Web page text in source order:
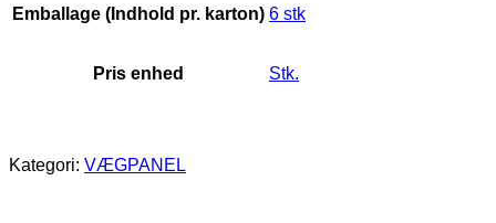
Emballage (Indhold pr. karton) 6 stk
Pris enhed Stk.
Kategori: VÆGPANEL